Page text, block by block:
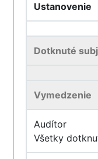
Ustanovenie
Dotknuté
Vymedzenie
Audítor
Všetky